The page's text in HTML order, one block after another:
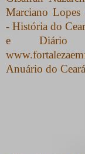
Marciano Lopes
-História do
e Diário
Anuário do